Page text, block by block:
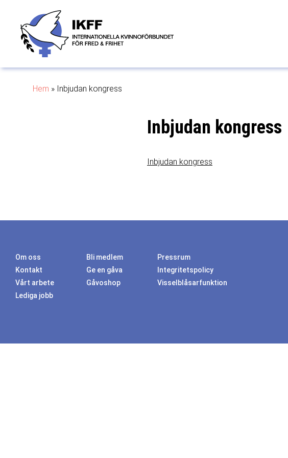
Hem » Inbjudan kongress
Inbjudan kongress
Inbjudan kongress
Om oss Bli medlem
Pressrum
Kontakt
Ge en gåva
Integritetspolicy
Vårt arbete
Gåvoshop
Visselblåsarfunktion
Lediga jobb